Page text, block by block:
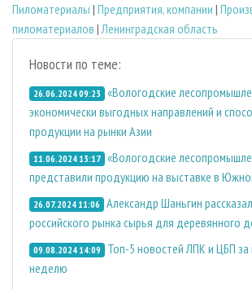
Пиломатериалы | Предприятия, компании |
пиломатериалов |Ленинградская область
Новости по теме:
26.06.2024 09:23 «Вологодские
экономически выгодных направлений и
продукции на рынки Азии
11.06.2024 13:17 «Вологодские
представили продукцию на выставке в
26.07.2024 11:06 Александр Шаньгин
российского рынка сырья для деревянного
09.08.2024 14:09
Топ-5 новостей ЛПК и ЦБП
неделю